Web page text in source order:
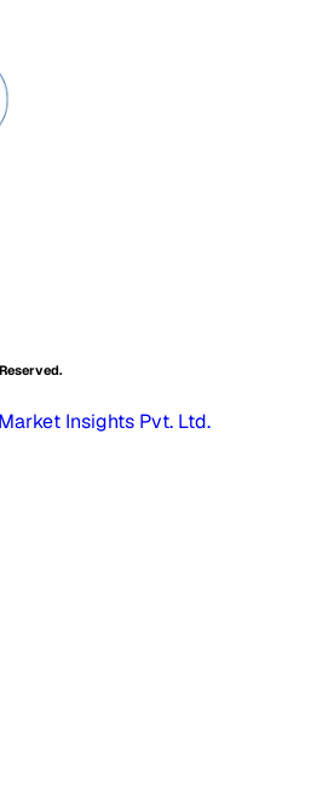
Insights Pvt. Ltd.